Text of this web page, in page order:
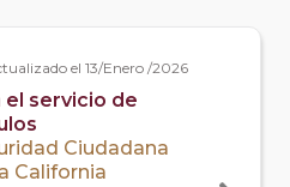
el 13/Enero /2026
servicio de
Ciudadana
California